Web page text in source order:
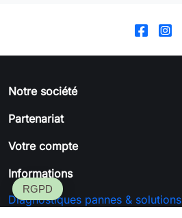
Notre société
Partenariat
Votre compte
Informations
Diagnostiques pannes & solutions